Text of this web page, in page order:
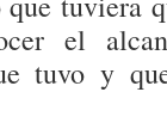
el
tuvo y